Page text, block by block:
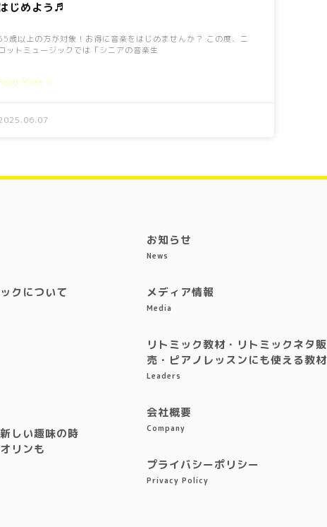
じめよう♬
歳以上の方が対象！お得に音楽をはじめませんか？ この度、ニ
コットミュージックでは「シニアの音楽生
More »
クについて
しい趣味の時
リンも
お知らせ
News
メディア情報
Media
リトミック教材・リトミックネタ販
売・ピアノレッスンにも使える教材
Leaders
会社概要
Company
プライバシーポリシー
Privacy Policy